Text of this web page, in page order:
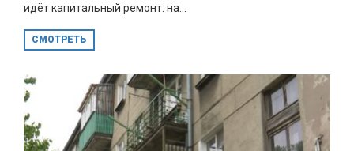
идёт капитальный ремонт: на...
СМОТРЕТЬ